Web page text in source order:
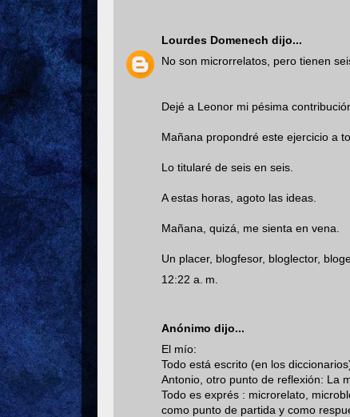
Lourdes Domenech dijo...
No son microrrelatos, pero tienen
Dejé a Leonor mi pésima
Mañana propondré este ejercicio a
Lo titularé de seis en seis.
A estas horas, agoto las ideas.
Mañana, quizá, me sienta en vena.
Un placer, blogfesor, bloglector,
12:22 a. m.
Anónimo dijo...
El mío:
Todo está escrito (en los
Antonio, otro punto de reflexión: La
Todo es exprés : microrelato,
como punto de partida y como